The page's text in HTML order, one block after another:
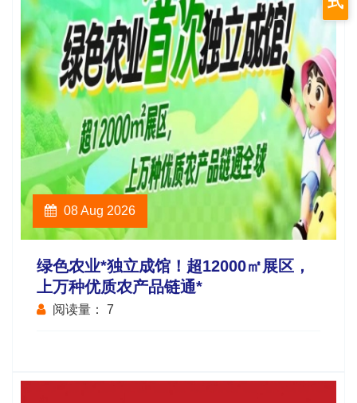
08 Aug 2026
绿色农业*独立成馆！超12000㎡展区，
上万种优质农产品链通*
阅读量： 7